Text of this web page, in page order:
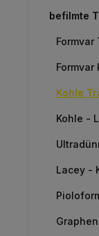
befilmte
Formvar
Formvar
Kohle
Kohle -
Lacey -